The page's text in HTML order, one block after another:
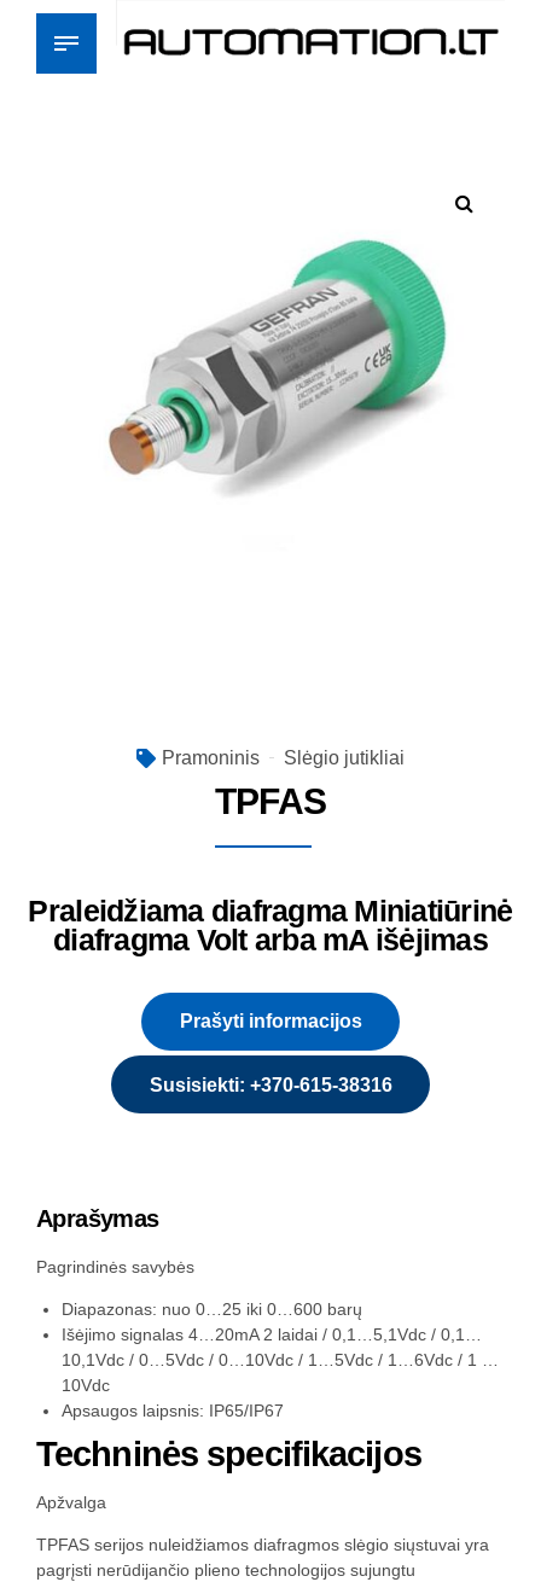
Pramoninis Slėgio jutikliai
TPFAS
Praleidžiama diafragma Miniatiūrinė
diafragma Volt arba mA išėjimas
Prašyti informacijos
Susisiekti: +370-615-38316
Aprašymas
Pagrindinės savybės
Diapazonas: nuo 0…25 iki 0…600 barų
Išėjimo signalas 4…20mA 2 laidai / 0,1…5,1Vdc / 0,1…
10,1Vdc / 0…5Vdc / 0…10Vdc / 1…5Vdc / 1…6Vdc / 1 …
10Vdc
Apsaugos laipsnis: IP65/IP67
Techninės specifikacijos
Apžvalga
TPFAS serijos nuleidžiamos diafragmos slėgio siųstuvai yra
pagrįsti nerūdijančio plieno technologijos sujungtu